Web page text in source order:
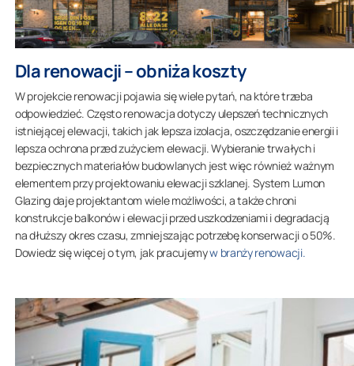
Dla renowacji – obniża koszty
W projekcie renowacji pojawia się wiele pytań, na które trzeba
odpowiedzieć. Często renowacja dotyczy ulepszeń technicznych
istniejącej elewacji, takich jak lepsza izolacja, oszczędzanie energii i
lepsza ochrona przed zużyciem elewacji. Wybieranie trwałych i
bezpiecznych materiałów budowlanych jest więc również ważnym
elementem przy projektowaniu elewacji szklanej. System Lumon
Glazing daje projektantom wiele możliwości, a także chroni
konstrukcje balkonów i elewacji przed uszkodzeniami i degradacją
na dłuższy okres czasu, zmniejszając potrzebę konserwacji o 50%.
Dowiedz się więcej o tym, jak pracujemyw branży renowacji.